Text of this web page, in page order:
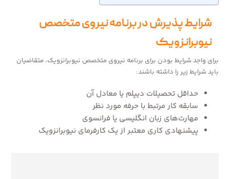
شرایط پذیرش در برنامه نیروی متخصص
نیوبرانزویک
برای واجد شرایط بودن برای برنامه نیروی متخصص نیوبرانزویک، متقاضیان
باید شرایط زیر را داشته باشند:
حداقل تحصیلات دیپلم یا معادل آن
سابقه کار مرتبط با حرفه مورد نظر
مهارت‌های زبان انگلیسی یا فرانسوی
پیشنهادی کاری معتبر از یک کارفرمای نیوبرانزویک